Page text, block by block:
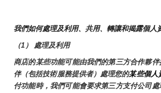
我們如何處理及利用、共用、轉讓和揭露個人
（1） 處理及利用
商店的某些功能可能由我們的第三方合作夥
伴（包括技術服務提供者）處理您的某些個人
付功能時，我們可能會要求第三方支付公司